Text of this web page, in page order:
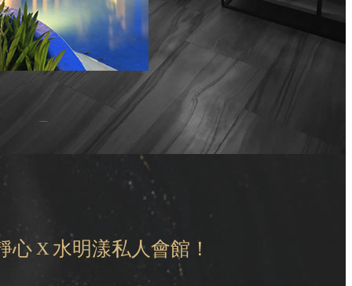
心 X 水明漾私人會館！